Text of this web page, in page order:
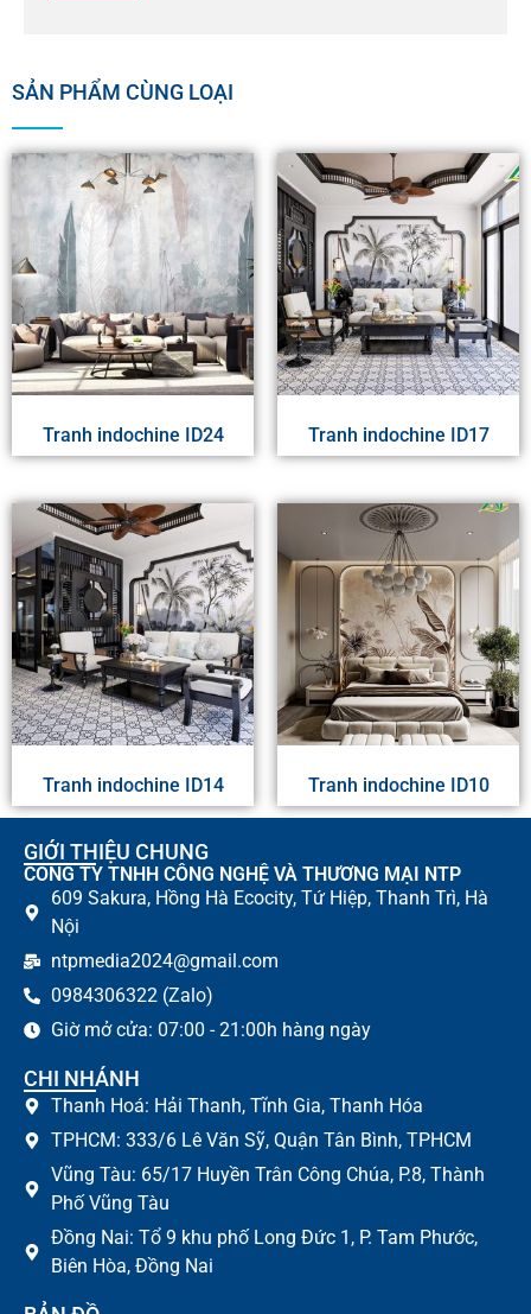
SẢN PHẨM CÙNG LOẠI
Tranh indochine ID24 Tranh indochine ID17
Tranh indochine ID14 Tranh indochine ID10
GIỚI THIỆU CHUNG
CÔNG TY TNHH CÔNG NGHỆ VÀ THƯƠNG MẠI NTP
609 Sakura, Hồng Hà Ecocity, Tứ Hiệp, Thanh Trì, Hà
Nội
ntpmedia2024@gmail.com
0984306322 (Zalo)
Giờ mở cửa: 07:00 - 21:00h hàng ngày
CHI NHÁNH
Thanh Hoá: Hải Thanh, Tĩnh Gia, Thanh Hóa
TPHCM: 333/6 Lê Văn Sỹ, Quận Tân Bình, TPHCM
Vũng Tàu: 65/17 Huyền Trân Công Chúa, P.8, Thành
Phố Vũng Tàu
Đồng Nai: Tổ 9 khu phố Long Đức 1, P. Tam Phước,
Biên Hòa, Đồng Nai